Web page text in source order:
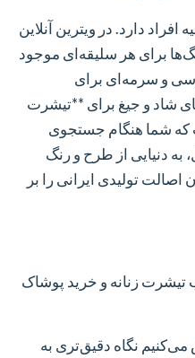
دارد. در ویترین آنلاین
برای هر سلیقه‌ای موجود
و سرمه‌ای برای
شاد و جیغ برای **تیشرت
که شما هنگام جستجوی
به دنیایی از طرح و رنگ
تولیدی ایرانی را بر
تیشرت زنانه و خرید پوشاک
می‌کنیم نگاه دقیق‌تری به